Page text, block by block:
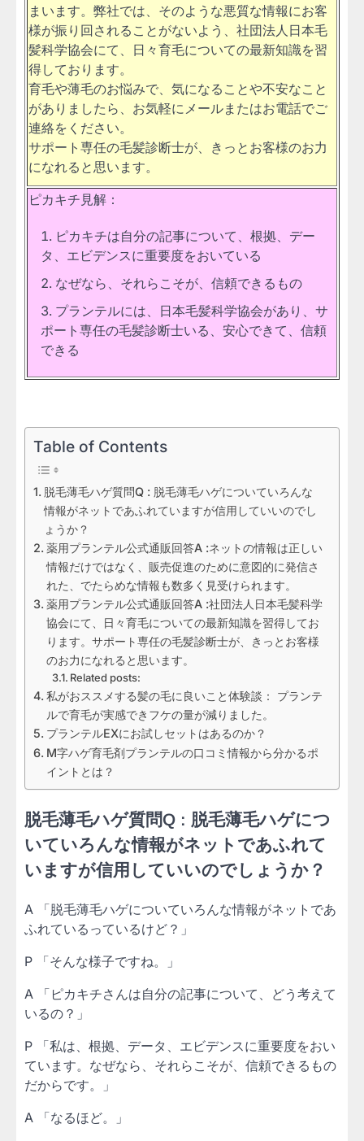
まいます。弊社では、そのような悪質な情報にお客
様が振り回されることがないよう、社団法人日本毛
髪科学協会にて、日々育毛についての最新知識を習
得しております。
育毛や薄毛のお悩みで、気になることや不安なこと
がありましたら、お気軽にメールまたはお電話でご
連絡をください。
サポート専任の毛髪診断士が、きっとお客様のお力
になれると思います。
ピカキチ見解：
ピカキチは自分の記事について、根拠、デー
タ、エビデンスに重要度をおいている
なぜなら、それらこそが、信頼できるもの
プランテルには、日本毛髪科学協会があり、サ
ポート専任の毛髪診断士いる、安心できて、信頼
できる
Table of Contents
脱毛薄毛ハゲ質問Q : 脱毛薄毛ハゲについていろんな
情報がネットであふれていますが信用していいのでし
ょうか？
薬用プランテル公式通販回答A :ネットの情報は正しい
情報だけではなく、販売促進のために意図的に発信さ
れた、でたらめな情報も数多く見受けられます。
薬用プランテル公式通販回答A :社団法人日本毛髪科学
協会にて、日々育毛についての最新知識を習得してお
ります。サポート専任の毛髪診断士が、きっとお客様
のお力になれると思います。
Related posts:
私がおススメする髪の毛に良いこと体験談： プランテ
ルで育毛が実感できフケの量が減りました。
プランテルEXにお試しセットはあるのか？
M字ハゲ育毛剤プランテルの口コミ情報から分かるポ
イントとは？
脱毛薄毛ハゲ質問Q : 脱毛薄毛ハゲにつ
いていろんな情報がネットであふれて
いますが信用していいのでしょうか？
A 「脱毛薄毛ハゲについていろんな情報がネットであ
ふれているっているけど？」
P 「そんな様子ですね。」
A 「ピカキチさんは自分の記事について、どう考えて
いるの？」
P 「私は、根拠、データ、エビデンスに重要度をおい
ています。なぜなら、それらこそが、信頼できるもの
だからです。」
A 「なるほど。」